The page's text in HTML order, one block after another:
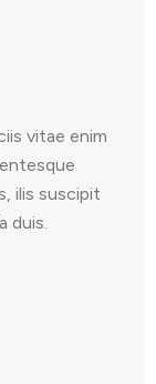
vitae enim
ilis suscipit
duis.